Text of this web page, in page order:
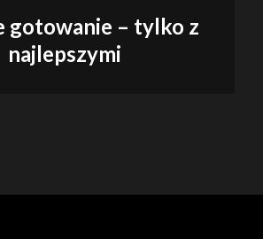
gotowanie – tylko z
najlepszymi